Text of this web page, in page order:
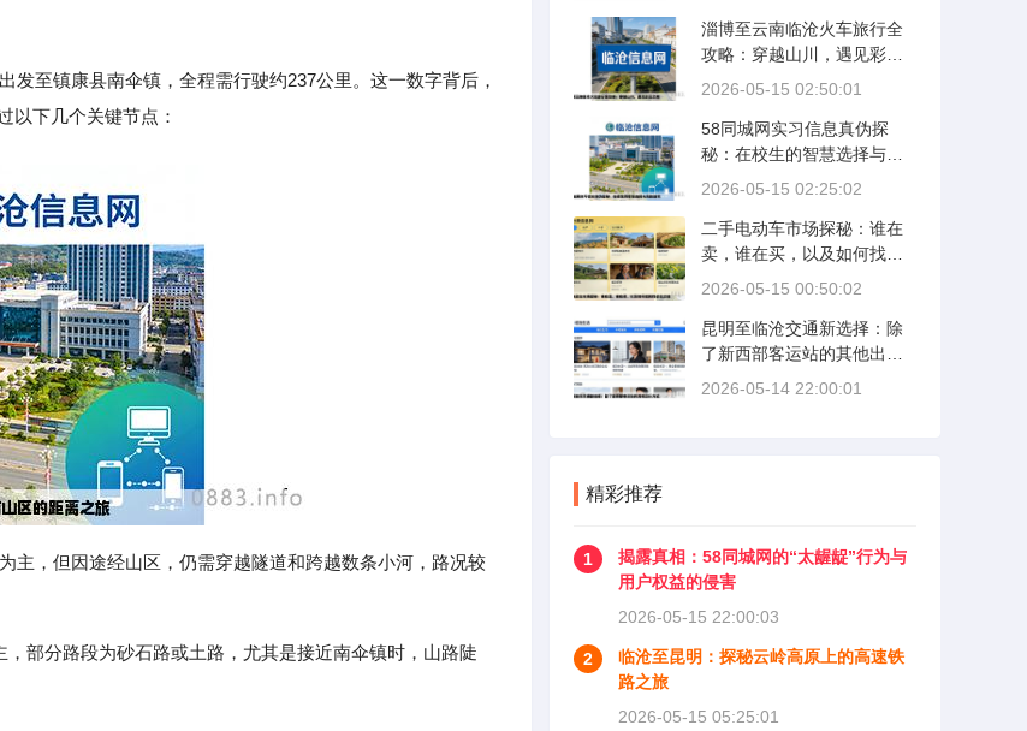
至镇康县南伞镇，全程需行驶约237公里。这一数字背后，
以下几个关键节点：
主，但因途经山区，仍需穿越隧道和跨越数条小河，路况较
部分路段为砂石路或土路，尤其是接近南伞镇时，山路陡
淄博至云南临沧火车旅行全
攻略：穿越山川，遇见彩云
之南
2026-05-15 02:50:01
58同城网实习信息真伪探
秘：在校生的智慧选择与风
险防范
2026-05-15 02:25:02
二手电动车市场探秘：谁在
卖，谁在买，以及如何找到
性价比之选
2026-05-15 00:50:02
昆明至临沧交通新选择：除
了新西部客运站的其他出行
方式
2026-05-14 22:00:01
精彩推荐
1
揭露真相：58同城网的“太龌龊”行为与
用户权益的侵害
2026-05-15 22:00:03
2
临沧至昆明：探秘云岭高原上的高速铁
路之旅
2026-05-15 05:25:01